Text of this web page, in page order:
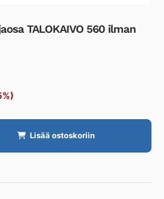
TALOKAIVO 560 ilman
Lisää ostoskoriin